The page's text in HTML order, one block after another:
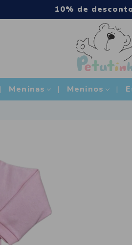
Compra mínima
Meninas Meninos